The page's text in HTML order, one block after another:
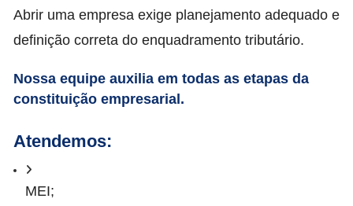
Abrir uma empresa exige planejamento adequado e
definição correta do enquadramento tributário.
Nossa equipe auxilia em todas as etapas da
constituição empresarial.
Atendemos:
MEI;